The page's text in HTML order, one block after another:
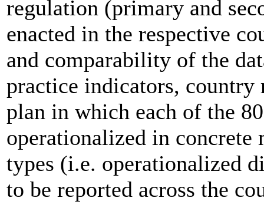
regulation (primary and
enacted in the respective
and comparability of the
practice indicators, country
plan in which each of the
operationalized in concrete
types (i.e. operationalized
to be reported across the